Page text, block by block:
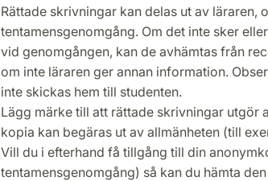
Rättade skrivningar kan delas ut av läraren,
tentamensgenomgång. Om det inte sker
vid genomgången, kan de avhämtas från
om inte läraren ger annan information.
inte skickas hem till studenten.
Lägg märke till att rättade skrivningar utgör
kopia kan begäras ut av allmänhe­ten (till
Vill du i efterhand få tillgång till din
tentamensgenomgång) så kan du hämta